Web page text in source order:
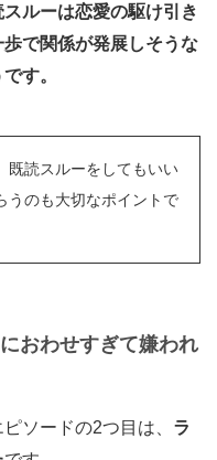
ルーは恋愛の駆け引き
で関係が発展しそうな
す。
既読スルーをしてもいい
うのも大切なポイントで
おわせすぎて嫌われ
ソードの2つ目は、 ラ